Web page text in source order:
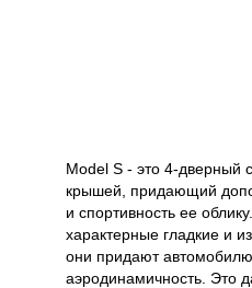
Model S - это 4-дверный
крышей, придающий
и спортивность ее
характерные гладкие и
они придают
аэродинамичность. Это